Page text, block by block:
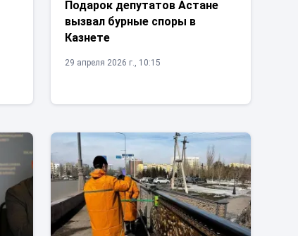
Подарок депутатов Астане
вызвал бурные споры в
Казнете
29 апреля 2026 г., 10:15